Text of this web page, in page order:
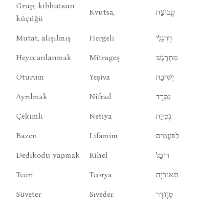
Grup, kibbutsun
küçüğü
Kvutsa, קְבוּצָה
Mutat, alışılmış Hergeli הֶרְגֶלִי
Heyecanlanmak Mitrageş מִתְרָגֶשׁ
Oturum Yeşiva יְשִׁיבָה
Ayrılmak Nifrad נִפְרָד
Çekimli Netiya נְטִייָה
Bazen Lifamim לִפְעָמִים
Dedikodu yapmak Rihel רִיכֶל
Teori Teorya תֶאוֹרְיָה
Süveter Sıveder סְוֶודֶר